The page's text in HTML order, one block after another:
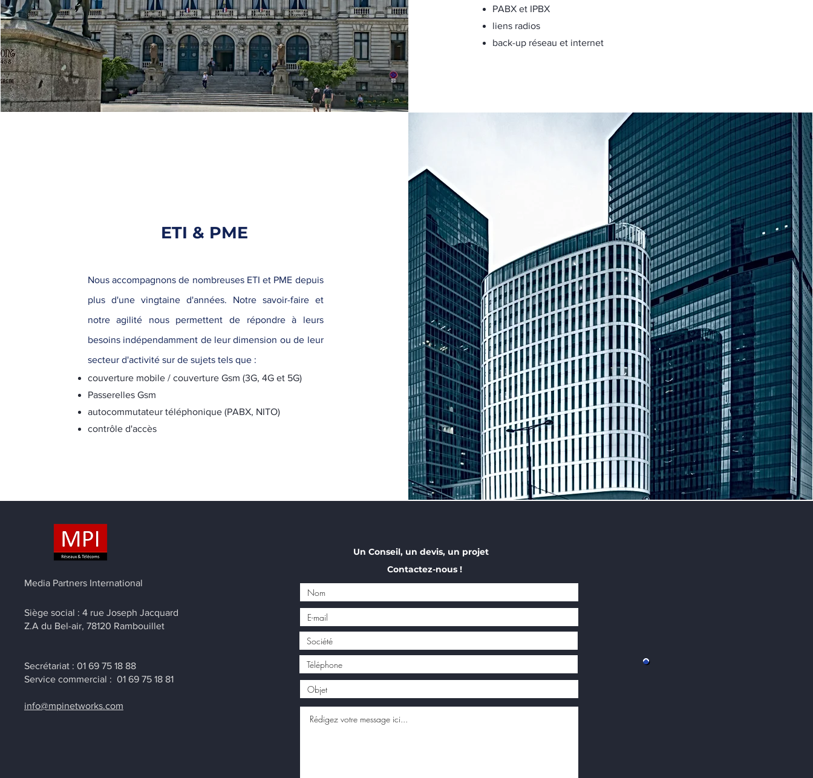
PABX et IPBX
liens radios
back-up réseau et internet
ETI & PME
Nous accompagnons de nombreuses ETI et PME depuis
plus d'une vingtaine d'années. Notre savoir-faire et
notre agilité nous permettent de répondre à leurs
besoins indépendamment de leur dimension ou de leur
secteur d'activité sur de sujets tels que :
couverture mobile / couverture Gsm (3G, 4G et 5G)
Passerelles Gsm
autocommutateur téléphonique (PABX, NITO)
contrôle d'accès
Media Partners International
Siège social : 4 rue Joseph Jacquard
Z.A du Bel-air, 78120 Rambouillet
Secrétariat : 01 69 75 18 88
Service commercial : 01 69 75 18 81
info@mpinetworks.com
Un Conseil, un devis, un projet
Contactez-nous !